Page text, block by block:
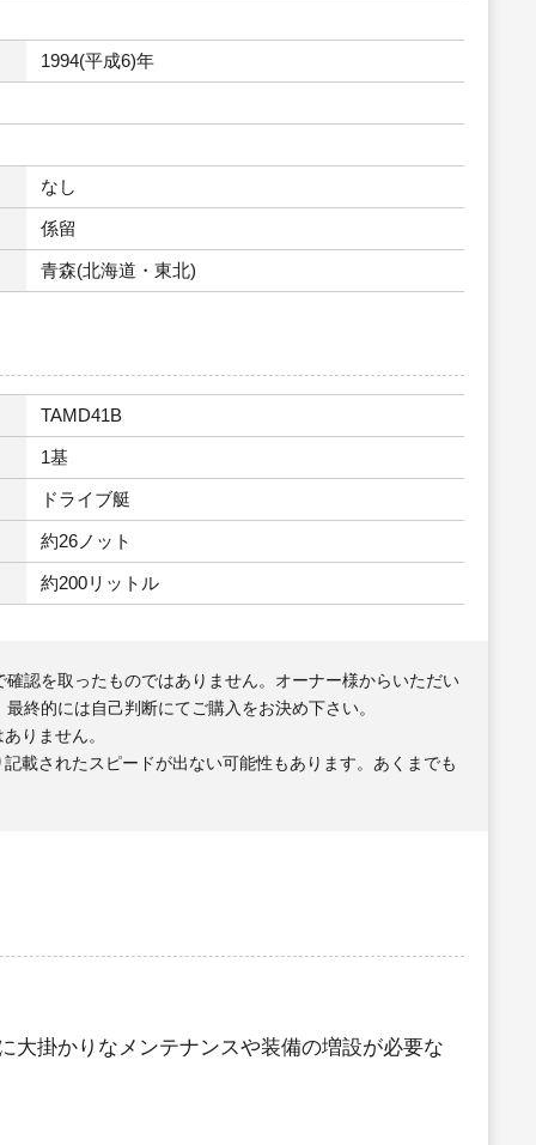
1994(平成6)年
なし
係留
青森(北海道・東北)
TAMD41B
1基
ドライブ艇
約26ノット
約200リットル
認を取ったものではありません。オーナー様からいただい
終的には自己判断にてご購入をお決め下さい。
りません。
載されたスピードが出ない可能性もあります。あくまでも
大掛かりなメンテナンスや装備の増設が必要な